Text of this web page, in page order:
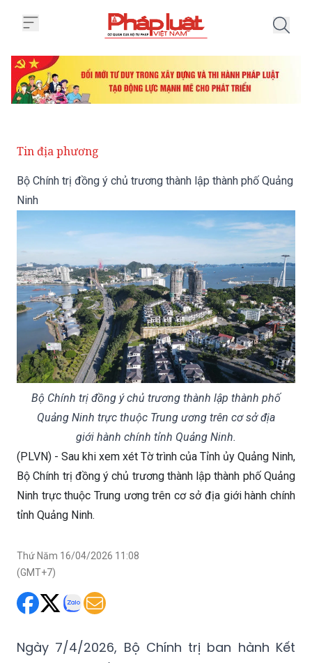
Tin địa phương
Bộ Chính trị đồng ý chủ trương thành lập thành phố Quảng
Ninh
Bộ Chính trị đồng ý chủ trương thành lập thành phố
Quảng Ninh trực thuộc Trung ương trên cơ sở địa
giới hành chính tỉnh Quảng Ninh.
(PLVN) - Sau khi xem xét Tờ trình của Tỉnh ủy Quảng Ninh,
Bộ Chính trị đồng ý chủ trương thành lập thành phố Quảng
Ninh trực thuộc Trung ương trên cơ sở địa giới hành chính
tỉnh Quảng Ninh.
Thứ Năm 16/04/2026 11:08
(GMT+7)
Ngày 7/4/2026, Bộ Chính trị ban hành Kết